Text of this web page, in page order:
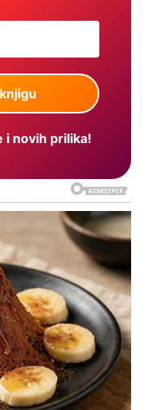
i novih prilika!